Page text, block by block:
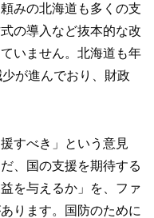
みの北海道も多くの支
の導入など抜本的な改
いません。北海道も年
が進んでおり、財政
すべき」という意見
、国の支援を期待する
を与えるか」を、ファ
ります。国防のために